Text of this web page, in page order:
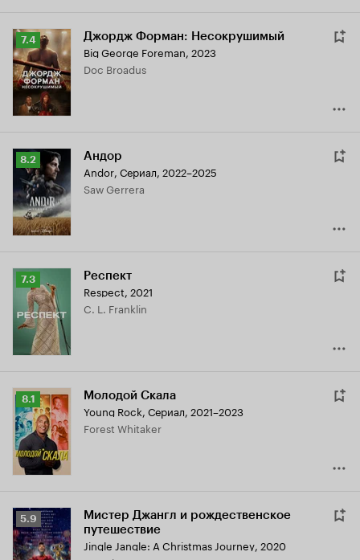
Рейтинг
Кинопоиска
7.4
7.4 Джордж Форман: Несокрушимый
Big George Foreman, 2023
Doc Broadus
Рейтинг
Кинопоиска
8.2
8.2 Андор
Andor, Сериал, 2022–2025
Saw Gerrera
Рейтинг
Кинопоиска
7.3
7.3 Респект
Respect, 2021
C. L. Franklin
Рейтинг
Кинопоиска
8.1
8.1 Молодой Скала
Young Rock, Сериал, 2021–2023
Forest Whitaker
Рейтинг
Кинопоиска
5.9
5.9
Мистер Джангл и рождественское
путешествие
Jingle Jangle: A Christmas Journey, 2020